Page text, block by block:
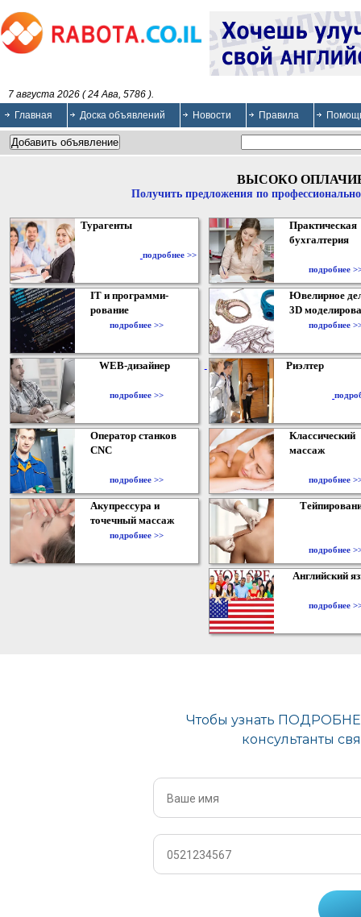
7 августа 2026 ( 24 Ава, 5786 ).
Главная
Доска объявлений Новости Правила
ВЫСОКО
Получить предложения по
Турагенты
подробнее >>
Практическая
бухгалтерия
подробнее
IT и программи-
рование
подробнее >>
Ювелирное
3D
подробнее
WEB-дизайнер
подробнее >>
Риэлтер
Оператор станков
CNC
подробнее >>
Классический
массаж
подробнее
Акупрессура и
точечный массаж
подробнее >>
подробнее
Английский
подробнее